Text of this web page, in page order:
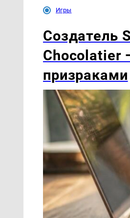
Игры
Создатель
Chocolatier
призраками